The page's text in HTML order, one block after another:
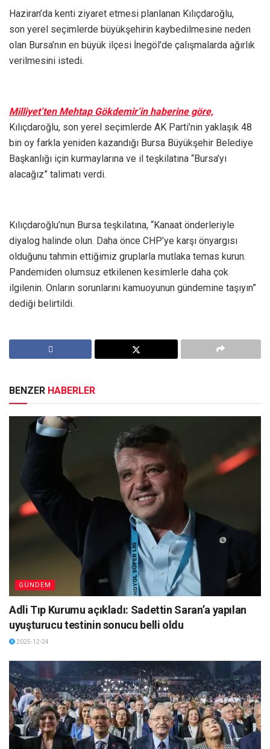
Haziran’da kenti ziyaret etmesi planlanan Kılıçdaroğlu,
son yerel seçimlerde büyükşehirin kaybedilmesine neden
olan Bursa’nın en büyük ilçesi İnegöl’de çalışmalarda ağırlık
verilmesini istedi.
Milliyet’ten Mehtap Gökdemir’in haberine göre,
Kılıçdaroğlu, son yerel seçimlerde AK Parti’nin yaklaşık 48
bin oy farkla yeniden kazandığı Bursa Büyükşehir Belediye
Başkanlığı için kurmaylarına ve il teşkilatına “Bursa’yı
alacağız” talimatı verdi.
Kılıçdaroğlu’nun Bursa teşkilatına, “Kanaat önderleriyle
diyalog halinde olun. Daha önce CHP’ye karşı önyargısı
olduğunu tahmin ettiğimiz gruplarla mutlaka temas kurun.
Pandemiden olumsuz etkilenen kesimlerle daha çok
ilgilenin. Onların sorunlarını kamuoyunun gündemine taşıyın”
dediği belirtildi.
BENZER HABERLER
GÜNDEM
Adli Tıp Kurumu açıkladı: Sadettin Saran’a yapılan
uyuşturucu testinin sonucu belli oldu
2025-12-24